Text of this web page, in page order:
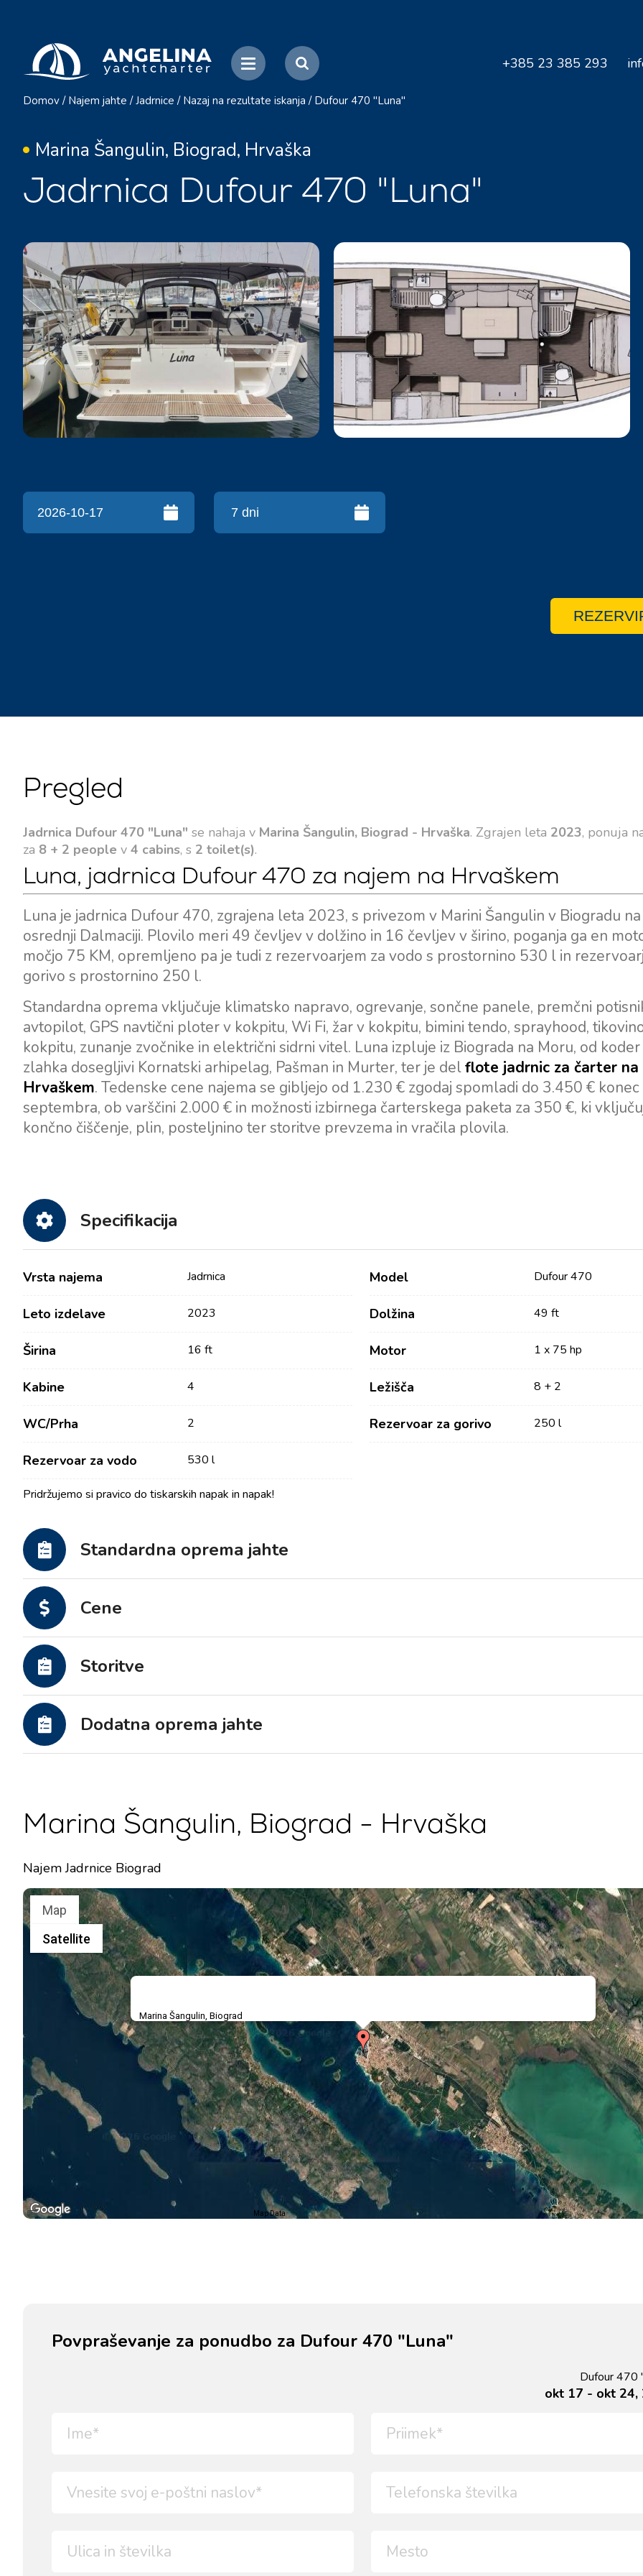
+385 23 385 293
Domov / Najem jahte / Jadrnice / Nazaj na rezultate iskanja / Dufour 470 "Luna"
Marina Šangulin, Biograd, Hrvaška
Jadrnica Dufour 470 "Luna"
Pregled
Jadrnica Dufour 470 "Luna" se nahaja v Marina Šangulin, Biograd - Hrvaška. Zgrajen leta 2023, ponuja
za 8 + 2 people v 4 cabins, s 2 toilet(s).
Luna, jadrnica Dufour 470 za najem na Hrvaškem
Luna je jadrnica Dufour 470, zgrajena leta 2023, s privezom v Marini Šangulin v Biogradu
osrednji Dalmaciji. Plovilo meri 49 čevljev v dolžino in 16 čevljev v širino, poganja ga en
močjo 75 KM, opremljeno pa je tudi z rezervoarjem za vodo s prostornino 530 l in
gorivo s prostornino 250 l.
Standardna oprema vključuje klimatsko napravo, ogrevanje, sončne panele, premčni
avtopilot, GPS navtični ploter v kokpitu, Wi Fi, žar v kokpitu, bimini tendo, sprayhood,
kokpitu, zunanje zvočnike in električni sidrni vitel. Luna izpluje iz Biograda na Moru, od koder
zlahka dosegljivi Kornatski arhipelag, Pašman in Murter, ter je delflote jadrnic za čarter na
Hrvaškem. Tedenske cene najema se gibljejo od 1.230 € zgodaj spomladi do 3.450 € konec
septembra, ob varščini 2.000 € in možnosti izbirnega čarterskega paketa za 350 €, ki
končno čiščenje, plin, posteljnino ter storitve prevzema in vračila plovila.
Specifikacija
Vrsta najema Jadrnica Model Dufour 470
Leto izdelave 2023 Dolžina 49 ft
Širina 16 ft Motor 1 x 75 hp
Kabine 4 Ležišča 8 + 2
WC/Prha 2 Rezervoar za gorivo 250 l
Rezervoar za vodo 530 l
Pridržujemo si pravico do tiskarskih napak in napak!
Standardna oprema jahte
Cene
Storitve
Dodatna oprema jahte
Marina Šangulin, Biograd - Hrvaška
Najem Jadrnice Biograd
Marina Šangulin, Biograd
Map
Satellite
Map Data
Povpraševanje za ponudbo za Dufour 470 "Luna"
Dufour 470
okt 17 - okt 24,
Kontakt
O nas
Partnerji
Pogosta Vprašanja
Katamarani
Luksuzni najem jahte s
Pomočnik za Jadranje
Trogir
jadranje